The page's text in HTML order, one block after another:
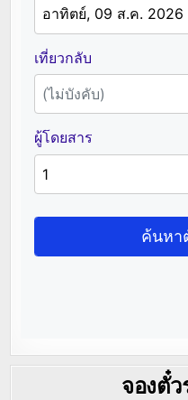
จองตั๋